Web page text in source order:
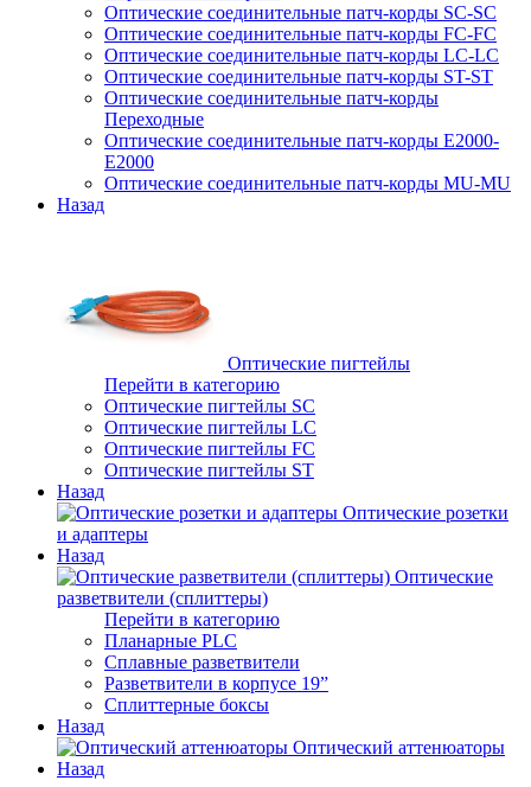
Оптические соединительные патч-корды SC-SC
Оптические соединительные патч-корды FC-FC
Оптические соединительные патч-корды LC-LC
Оптические соединительные патч-корды ST-ST
Оптические соединительные патч-корды
Переходные
Оптические соединительные патч-корды E2000-
E2000
Оптические соединительные патч-корды MU-MU
Назад
Оптические пигтейлы
Перейти в категорию
Оптические пигтейлы SC
Оптические пигтейлы LC
Оптические пигтейлы FC
Оптические пигтейлы ST
Назад
Оптические розетки
и адаптеры
Назад
Оптические
разветвители (сплиттеры)
Перейти в категорию
Планарные PLC
Сплавные разветвители
Разветвители в корпусе 19”
Сплиттерные боксы
Назад
Оптический аттенюаторы
Назад